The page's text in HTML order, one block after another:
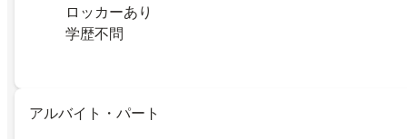
ロッカーあり
学歴不問
アルバイト・パート